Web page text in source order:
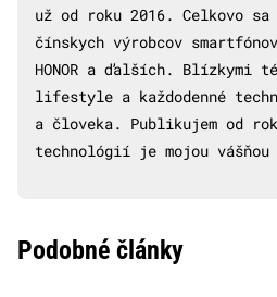
už od roku 2016. Celkovo sa
čínskych výrobcov
HONOR a ďalších. Blízkymi
lifestyle a každodenné
a človeka. Publikujem od
technológií je mojou
Podobné články